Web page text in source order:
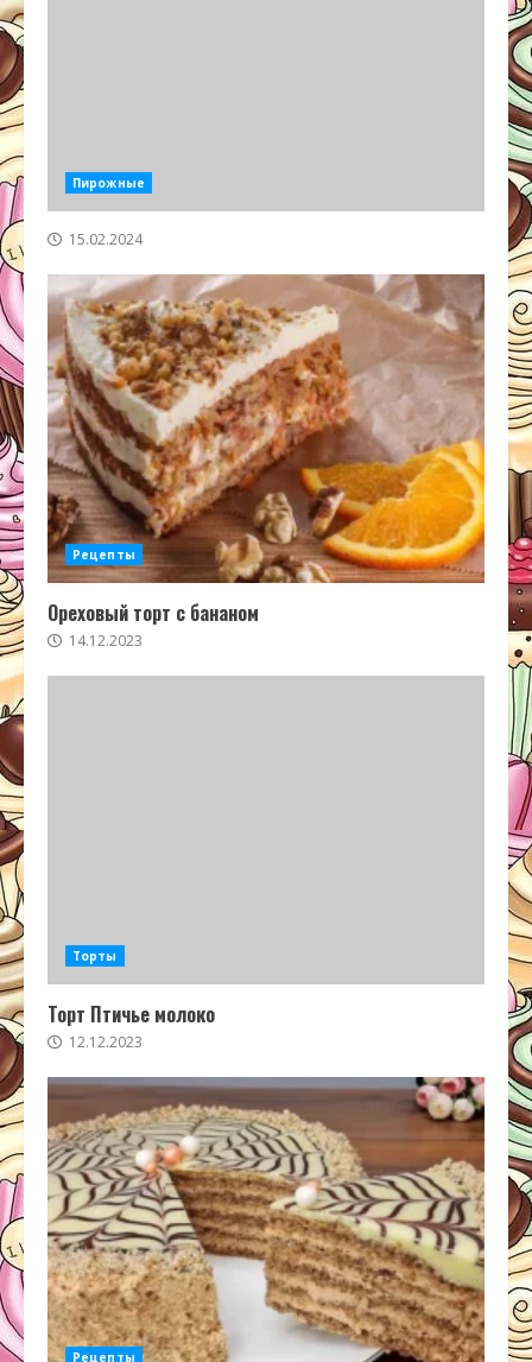
Пирожные
15.02.2024
Рецепты
Ореховый торт с бананом
14.12.2023
Торты
Торт Птичье молоко
12.12.2023
Рецепты